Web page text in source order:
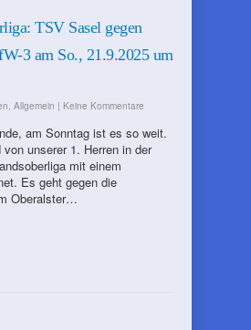
TSV Sasel gegen
3 am So., 21.9.2025 um
, Allgemein | Keine Kommentare
am Sonntag ist es so weit.
unserer 1. Herren in der
mit einem
Es geht gegen die
Oberalster…